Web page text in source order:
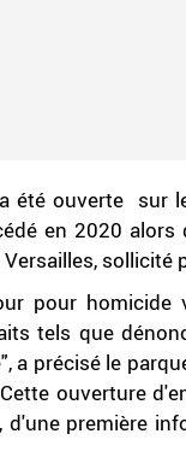
été ouverte sur
en 2020
sollicité
pour
tels que
précisé le
ouverture
première